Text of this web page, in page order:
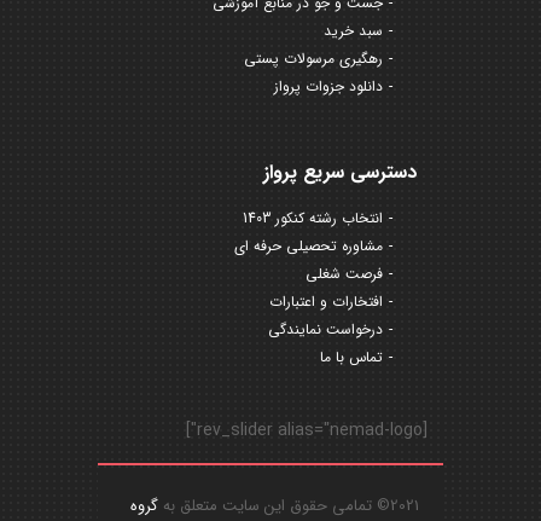
سبد خرید
رهگیری مرسولات پستی
دانلود جزوات پرواز
دسترسی سریع پرواز
انتخاب رشته کنکور 1403
مشاوره تحصیلی حرفه ای
فرصت شغلی
افتخارات و اعتبارات
درخواست نمایندگی
تماس با ما
[rev_slider alias="nemad-logo"]
2021© تمامی حقوق این سایت متعلق به گروه